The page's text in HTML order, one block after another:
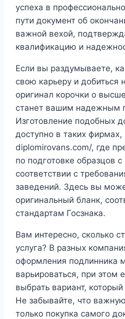
успеха в
пути документ об
важной вехой,
квалификацию и
Если вы раздумываете,
свою карьеру и добиться
оригинал корочки о
станет вашим надежным
Изготовление подобных
доступно в таких
diplomirovans.com/, где
по подготовке образцов
соответствии с
заведений. Здесь вы
оригинальный бланк,
стандартам Госзнака.
Вам интересно, сколько
услуга? В разных
оформления подлинника
варьироваться, при этом
выбрать вариант,
Не забывайте, что
только покупка самого